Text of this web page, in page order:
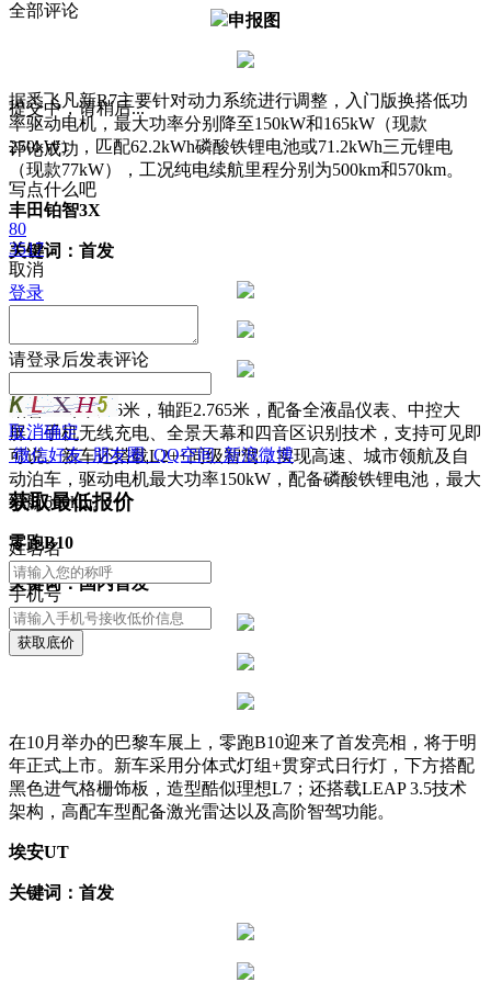
申报图
据悉飞凡新R7主要针对动力系统进行调整，入门版换搭低功
率驱动电机，最大功率分别降至150kW和165kW（现款
250kW），匹配62.2kWh磷酸铁锂电池或71.2kWh三元锂电
（现款77kW），工况纯电续航里程分别为500km和570km。
丰田铂智3X
关键词：首发
铂智3X车长4.6米，轴距2.765米，配备全液晶仪表、中控大
屏、手机无线充电、全景天幕和四音区识别技术，支持可见即
可说。新车还搭载L2++同级智驾，实现高速、城市领航及自
动泊车，驱动电机最大功率150kW，配备磷酸铁锂电池，最大
续航600km。
零跑B10
关键词：国内首发
在10月举办的巴黎车展上，零跑B10迎来了首发亮相，将于明
年正式上市。新车采用分体式灯组+贯穿式日行灯，下方搭配
黑色进气格栅饰板，造型酷似理想L7；还搭载LEAP 3.5技术
架构，高配车型配备激光雷达以及高阶智驾功能。
埃安UT
关键词：首发
全部评论
提交中，请稍后...
评论成功
写点什么吧
80
3517
取消
登录
请登录后发表评论
取消确定
微信好友 朋友圈 QQ空间 新浪微博
获取最低报价
姓名名
手机号
获取底价